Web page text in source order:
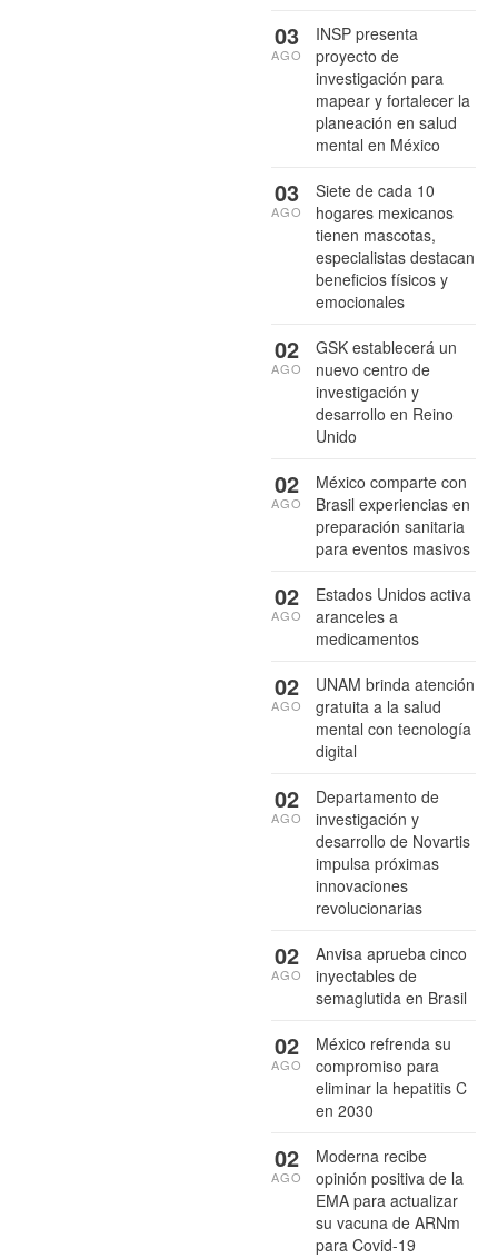
INSP presenta
proyecto de
investigación para
mapear y fortalecer la
planeación en salud
mental en México
03
AGO
Siete de cada 10
hogares mexicanos
tienen mascotas,
especialistas destacan
beneficios físicos y
emocionales
03
AGO
GSK establecerá un
nuevo centro de
investigación y
desarrollo en Reino
Unido
02
AGO
México comparte con
Brasil experiencias en
preparación sanitaria
para eventos masivos
02
AGO
Estados Unidos activa
aranceles a
medicamentos
02
AGO
UNAM brinda atención
gratuita a la salud
mental con tecnología
digital
02
AGO
Departamento de
investigación y
desarrollo de Novartis
impulsa próximas
innovaciones
revolucionarias
02
AGO
Anvisa aprueba cinco
inyectables de
semaglutida en Brasil
02
AGO
México refrenda su
compromiso para
eliminar la hepatitis C
en 2030
02
AGO
Moderna recibe
opinión positiva de la
EMA para actualizar
su vacuna de ARNm
para Covid-19
02
AGO